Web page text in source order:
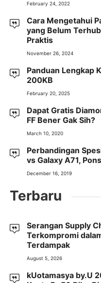
February 24, 2022
Cara Mengetahui
yang Belum
Praktis
November 26, 2024
Panduan Lengkap
200KB
February 20, 2025
Dapat Gratis
FF Bener Gak Sih?
March 10, 2020
Perbandingan
vs Galaxy A71,
December 16, 2019
Terbaru
Serangan Supply
Terkompromi
Terdampak
August 5, 2026
kUotamasya by.U